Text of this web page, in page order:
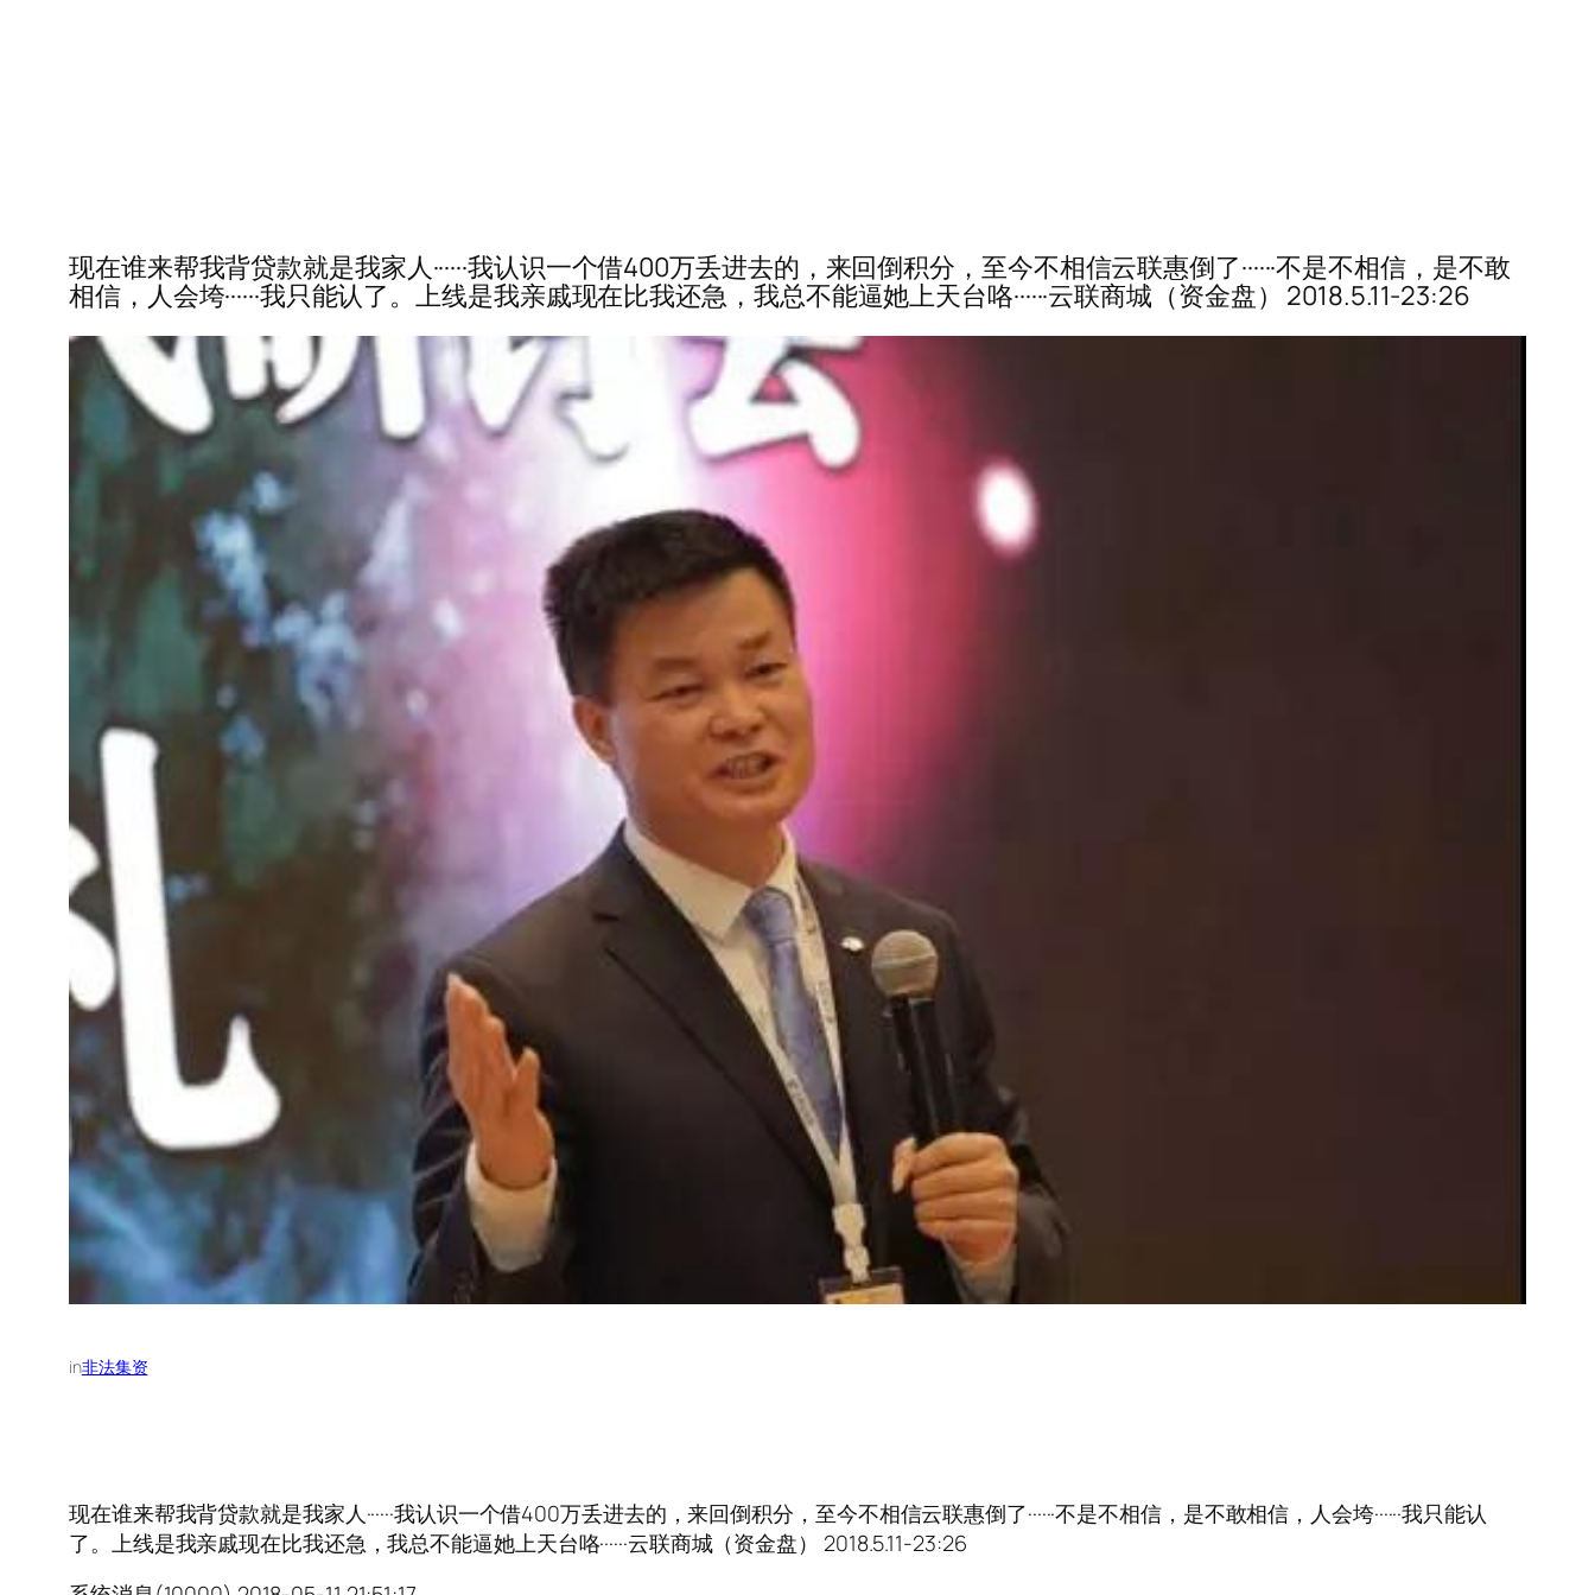
现在谁来帮我背贷款就是我家人······我认识一个借400万丢进去的，来回倒积分，至今不相信云联惠倒了······不是不相信，是不敢
相信，人会垮······我只能认了。上线是我亲戚现在比我还急，我总不能逼她上天台咯······云联商城（资金盘） 2018.5.11-23:26
in非法集资
现在谁来帮我背贷款就是我家人······我认识一个借400万丢进去的，来回倒积分，至今不相信云联惠倒了······不是不相信，是不敢相信，人会垮······我只能认
了。上线是我亲戚现在比我还急，我总不能逼她上天台咯······云联商城（资金盘） 2018.5.11-23:26